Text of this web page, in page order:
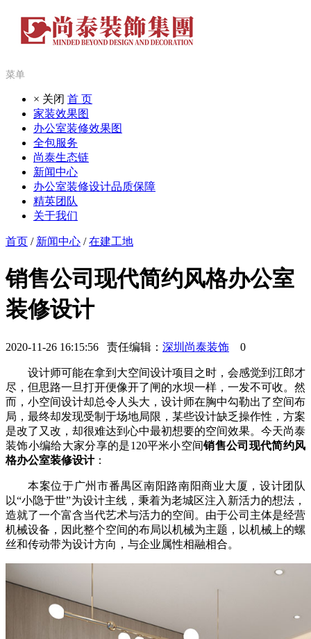
菜单
× 关闭 首 页
家装效果图
办公室装修效果图
全包服务
尚泰生态链
新闻中心
办公室装修设计品质保障
精英团队
关于我们
首页 / 新闻中心 /在建工地
销售公司现代简约风格办公室
装修设计
2020-11-26 16:15:56 责任编辑： 深圳尚泰装饰 0
设计师可能在拿到大空间设计项目之时，会感觉到江郎才
尽，但思路一旦打开便像开了闸的水坝一样，一发不可收。然
而，小空间设计却总令人头大，设计师在胸中勾勒出了空间布
局，最终却发现受制于场地局限，某些设计缺乏操作性，方案
是改了又改，却很难达到心中最初想要的空间效果。今天尚泰
装饰小编给大家分享的是120平米小空间销售公司现代简约风
格办公室装修设计：
本案位于广州市番禺区南阳路南阳商业大厦 ，设计团队
以“小隐于世”为设计主线，秉着为老城区注入新活力的想法，
造就了一个富含当代艺术与活力的空间。由于公司主体是经营
机械设备，因此整个空间的布局以机械为主题，以机械上的螺
丝和传动带为设计方向，与企业属性相融相合。